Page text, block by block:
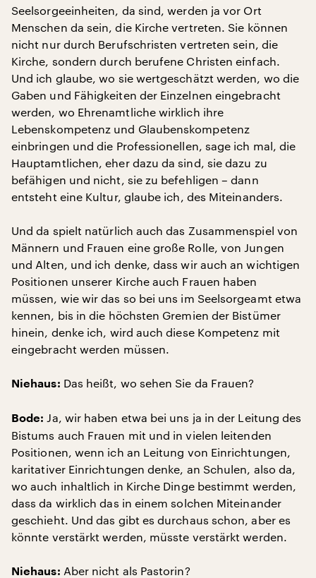
Seelsorgeeinheiten, da sind, werden ja vor Ort
Menschen da sein, die Kirche vertreten. Sie können
nicht nur durch Berufschristen vertreten sein, die
Kirche, sondern durch berufene Christen einfach.
Und ich glaube, wo sie wertgeschätzt werden, wo die
Gaben und Fähigkeiten der Einzelnen eingebracht
werden, wo Ehrenamtliche wirklich ihre
Lebenskompetenz und Glaubenskompetenz
einbringen und die Professionellen, sage ich mal, die
Hauptamtlichen, eher dazu da sind, sie dazu zu
befähigen und nicht, sie zu befehligen – dann
entsteht eine Kultur, glaube ich, des Miteinanders.
Und da spielt natürlich auch das Zusammenspiel von
Männern und Frauen eine große Rolle, von Jungen
und Alten, und ich denke, dass wir auch an wichtigen
Positionen unserer Kirche auch Frauen haben
müssen, wie wir das so bei uns im Seelsorgeamt etwa
kennen, bis in die höchsten Gremien der Bistümer
hinein, denke ich, wird auch diese Kompetenz mit
eingebracht werden müssen.
Niehaus: Das heißt, wo sehen Sie da Frauen?
Bode: Ja, wir haben etwa bei uns ja in der Leitung des
Bistums auch Frauen mit und in vielen leitenden
Positionen, wenn ich an Leitung von Einrichtungen,
karitativer Einrichtungen denke, an Schulen, also da,
wo auch inhaltlich in Kirche Dinge bestimmt werden,
dass da wirklich das in einem solchen Miteinander
geschieht. Und das gibt es durchaus schon, aber es
könnte verstärkt werden, müsste verstärkt werden.
Niehaus: Aber nicht als Pastorin?